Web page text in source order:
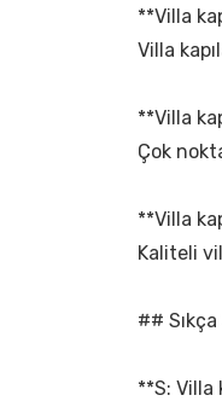
**Villa
Villa
**Villa
Çok
**Villa
Kaliteli
##
**S: Villa